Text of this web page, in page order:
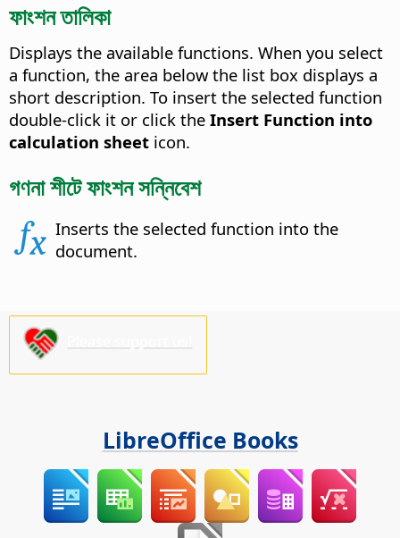
ফাংশন তালিকা
Displays the available functions. When you select
a function, the area below the list box displays a
short description. To insert the selected function
double-click it or click the Insert Function into
calculation sheet icon.
গণনা শীটে ফাংশন সন্নিবেশ
Inserts the selected function into the
document.
LibreOffice Books